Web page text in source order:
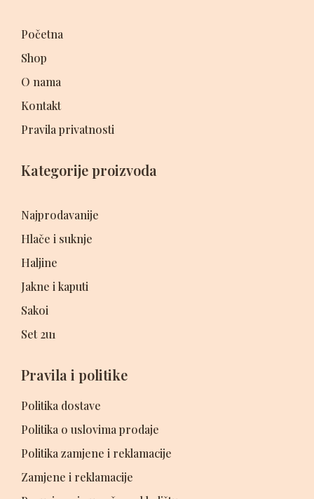
Početna
Shop
O nama
Kontakt
Pravila privatnosti
Kategorije proizvoda
Najprodavanije
Hlače i suknje
Haljine
Jakne i kaputi
Sakoi
Set 2u1
Pravila i politike
Politika dostave
Politika o uslovima prodaje
Politika zamjene i reklamacije
Zamjene i reklamacije